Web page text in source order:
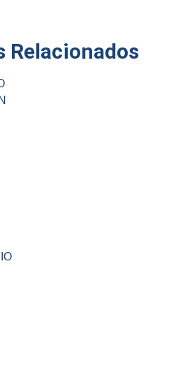
Relacionados